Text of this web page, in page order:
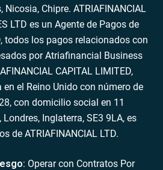
Chipre. ATRIAFINANCIAL
LTD es un Agente de Pagos de
todos los pagos relacionados con
por Atriafinancial Business
CAPITAL LIMITED,
el Reino Unido con número de
con domicilio social en 11
Inglaterra, SE3 9LA, es
de ATRIAFINANCIAL LTD.
: Operar con Contratos Por